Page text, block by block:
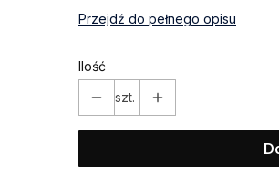
Przejdź do pełnego opisu
Ilość
szt.